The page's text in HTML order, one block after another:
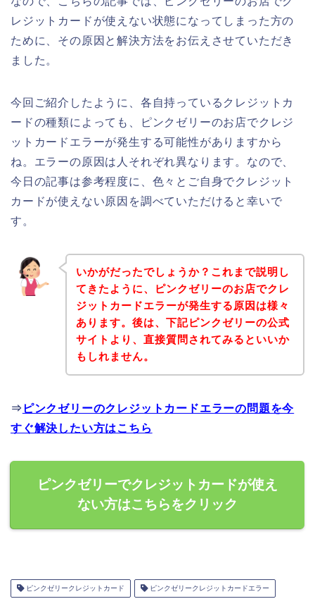
レジットカードが使えない状態になってしまった方の
ために、その原因と解決方法をお伝えさせていただき
ました。
今回ご紹介したように、各自持っているクレジットカ
ードの種類によっても、ピンクゼリーのお店でクレジ
ットカードエラーが発生する可能性がありますから
ね。エラーの原因は人それぞれ異なります。なので、
今日の記事は参考程度に、色々とご自身でクレジット
カードが使えない原因を調べていただけると幸いで
す。
いかがだったでしょうか？これまで説明し
てきたように、ピンクゼリーのお店でクレ
ジットカードエラーが発生する原因は様々
あります。後は、下記ピンクゼリーの公式
サイトより、直接質問されてみるといいか
もしれません。
⇒ ピンクゼリーのクレジットカードエラーの問題を今
すぐ解決したい方はこちら
ピンクゼリーでクレジットカードが使え
ない方はこちらをクリック
ピンクゼリークレジットカード ピンクゼリークレジットカードエラー